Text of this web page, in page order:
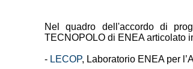
Nel quadro dell'accordo di
TECNOPOLO di ENEA articolato
- LECOP, Laboratorio ENEA per